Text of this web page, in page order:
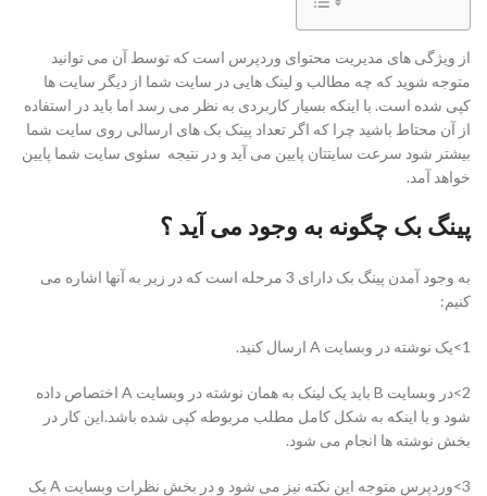
از ویژگی های مدیریت محتوای وردپرس است که توسط آن می توانید
متوجه شوید که چه مطالب و لینک هایی در سایت شما از دیگر سایت ها
کپی شده است. با اینکه بسیار کاربردی به نظر می رسد اما باید در استفاده
از آن محتاط باشید چرا که اگر تعداد پینک بک های ارسالی روی سایت شما
بیشتر شود سرعت سایتتان پایین می آید و در نتیجه سئوی سایت شما پایین
خواهد آمد.
پینگ بک چگونه به وجود می آید ؟
به وجود آمدن پینگ بک دارای 3 مرحله است که در زیر به آنها اشاره می
کنیم:
1>یک نوشته در وبسایت A ارسال کنید.
2>در وبسایت B باید یک لینک به همان نوشته در وبسایت A اختصاص داده
شود و یا اینکه به شکل کامل مطلب مربوطه کپی شده باشد.این کار در
بخش نوشته ها انجام می شود.
3>وردپرس متوجه این نکته نیز می شود و در بخش نظرات وبسایت A یک